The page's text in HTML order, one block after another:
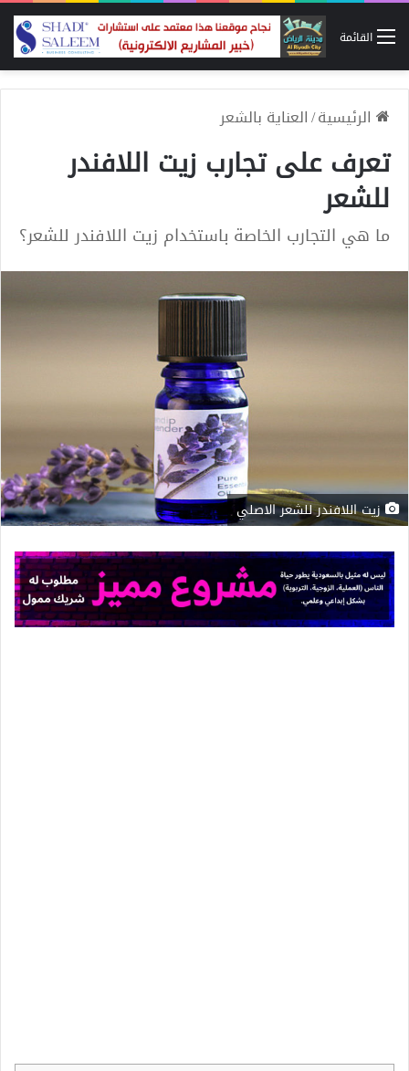
القائمة
الرئيسية/العناية بالشعر
تعرف على تجارب زيت اللافندر
للشعر
ما هي التجارب الخاصة باستخدام زيت اللافندر للشعر؟
زيت اللافندر للشعر الاصلي